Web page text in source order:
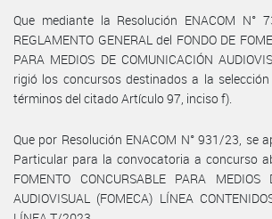
Que mediante la Resolución ENACOM N°
REGLAMENTO GENERAL del FONDO DE
PARA MEDIOS DE COMUNICACIÓN
rigió los concursos destinados a la
términos del citado Artículo 97, inciso f).
Que por Resolución ENACOM N° 931/23, se
Particular para la convocatoria a concurso
FOMENTO CONCURSABLE PARA MEDIOS
AUDIOVISUAL (FOMECA) LÍNEA